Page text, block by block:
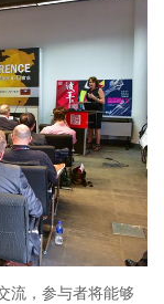
流，参与者将能够